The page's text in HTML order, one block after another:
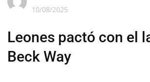
10/08/2025
Leones pactó con el
Beck Way